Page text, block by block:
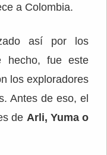
a Colombia.
así por los
hecho, fue este
los exploradores
Antes de eso, el
de Arli, Yuma o